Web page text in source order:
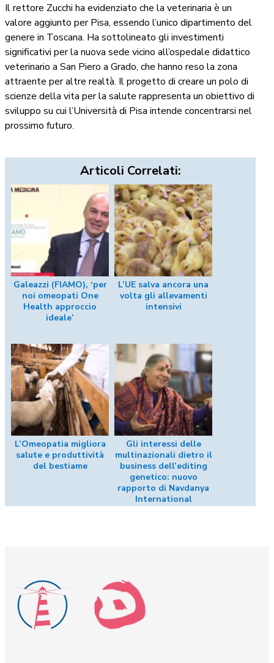
Il rettore Zucchi ha evidenziato che la veterinaria è un
valore aggiunto per Pisa, essendo l’unico dipartimento del
genere in Toscana. Ha sottolineato gli investimenti
significativi per la nuova sede vicino all’ospedale didattico
veterinario a San Piero a Grado, che hanno reso la zona
attraente per altre realtà. Il progetto di creare un polo di
scienze della vita per la salute rappresenta un obiettivo di
sviluppo su cui l’Università di Pisa intende concentrarsi nel
prossimo futuro.
Articoli Correlati:
Galeazzi (FIAMO), ‘per
noi omeopati One
Health approccio
ideale’
L’UE salva ancora una
volta gli allevamenti
intensivi
L’Omeopatia migliora
salute e produttività
del bestiame
Gli interessi delle
multinazionali dietro il
business dell’editing
genetico: nuovo
rapporto di Navdanya
International